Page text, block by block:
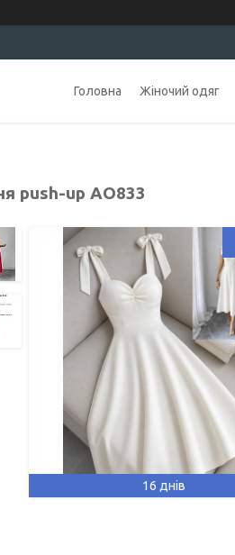
Головна Жіночий одяг
push-up АО833
16 днів